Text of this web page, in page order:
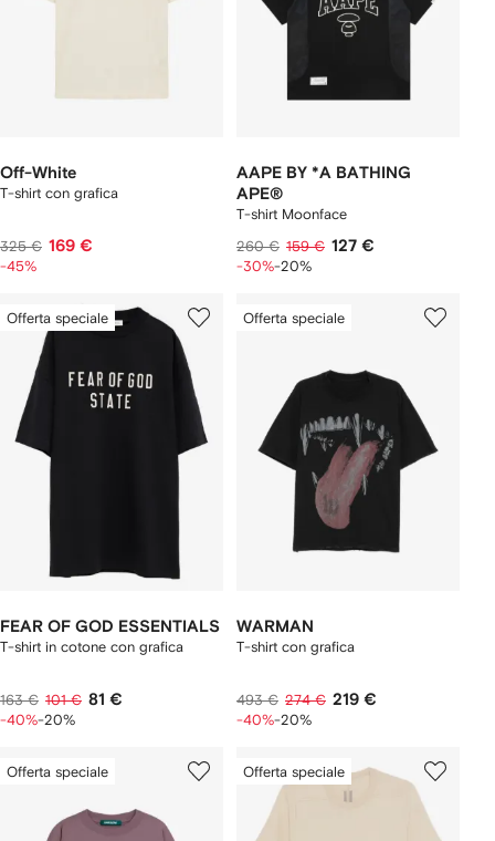
Off-White
T-shirt con grafica
325 € 169 €
-45%
AAPE BY *A BATHING
APE®
T-shirt Moonface
260 € 159 € 127 €
-30%-20%
Offerta speciale
FEAR OF GOD ESSENTIALS
T-shirt in cotone con grafica
163 € 101 € 81 €
-40%-20%
Offerta speciale
WARMAN
T-shirt con grafica
493 € 274 € 219 €
-40%-20%
Offerta speciale Offerta speciale